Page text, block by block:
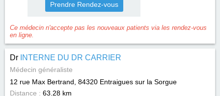
Prendre Rendez-vous
Ce médecin n'accepte pas les nouveaux patients via les rendez-vous
en ligne.
Dr INTERNE DU DR CARRIER
Médecin généraliste
12 rue Max Bertrand, 84320 Entraigues sur la Sorgue
Distance : 63.28 km